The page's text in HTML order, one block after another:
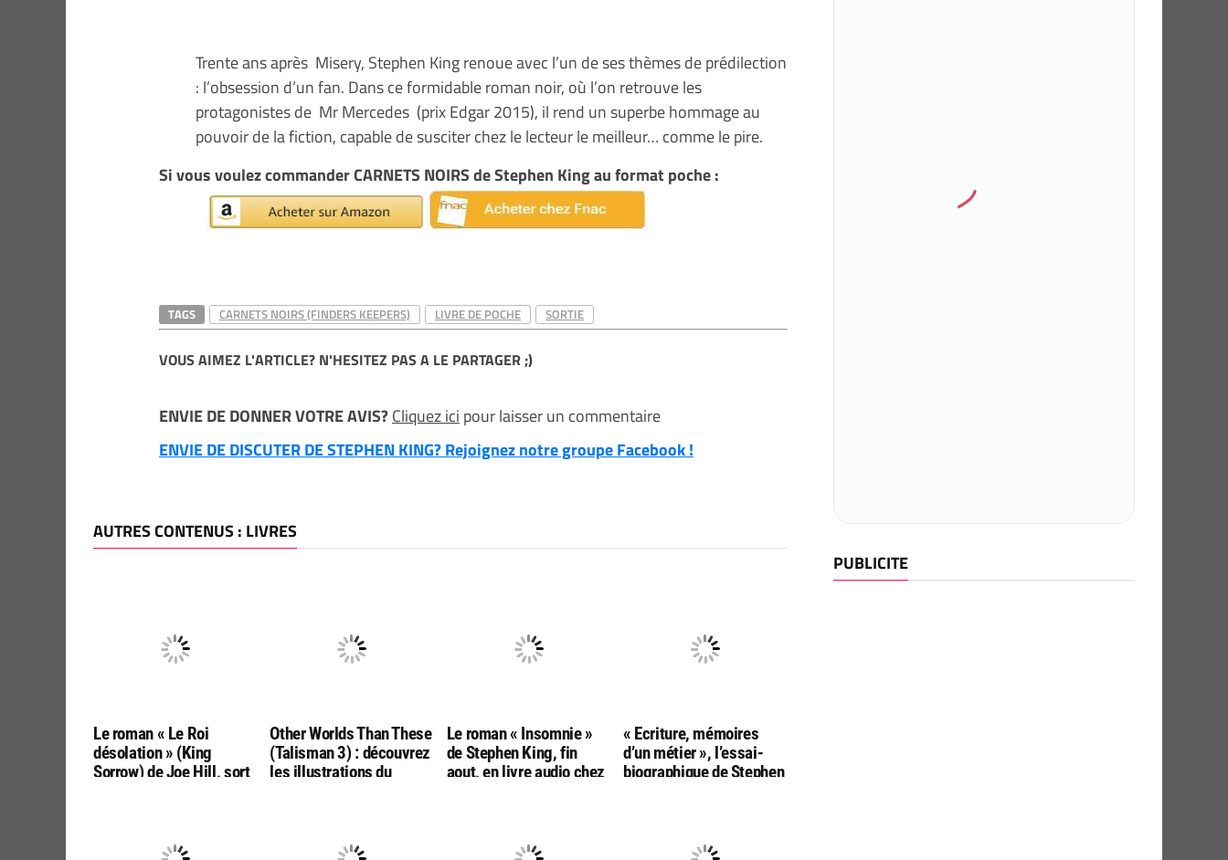
Trente ans après Misery, Stephen King renoue avec l’un de ses thèmes de prédilection
: l’obsession d’un fan. Dans ce formidable roman noir, où l’on retrouve les
protagonistes de Mr Mercedes (prix Edgar 2015), il rend un superbe hommage au
pouvoir de la fiction, capable de susciter chez le lecteur le meilleur… comme le pire.
Si vous voulez commander CARNETS NOIRS de Stephen King au format poche :
TAGS CARNETS NOIRS (FINDERS KEEPERS) LIVRE DE POCHE SORTIE
VOUS AIMEZ L'ARTICLE? N'HESITEZ PAS A LE PARTAGER ;)
ENVIE DE DONNER VOTRE AVIS?Cliquez ici pour laisser un commentaire
ENVIE DE DISCUTER DE STEPHEN KING? Rejoignez notre groupe Facebook !
AUTRES CONTENUS : LIVRES
Le roman « Le Roi
désolation » (King
Sorrow) de Joe Hill, sort
Other Worlds Than These
(Talisman 3) : découvrez
les illustrations du
Le roman « Insomnie »
de Stephen King, fin
aout, en livre audio chez
« Ecriture, mémoires
d’un métier », l’essai-
biographique de Stephen
anniversaire!
PUBLICITE